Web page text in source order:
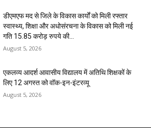
डीएमएफ मद से जिले के विकास कार्यों को मिली रफ्तार
स्वास्थ्य, शिक्षा और अधोसंरचना के विकास को मिली नई
गति 15.85 करोड़ रुपये की...
August 5, 2026
एकलव्य आदर्श आवासीय विद्यालय में अतिथि शिक्षकों के
लिए 12 अगस्त को वॉक-इन-इंटरव्यू
August 5, 2026